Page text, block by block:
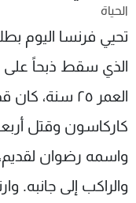
الحياة
تحيي فرنسا اليوم
الذي سقط ذبحاً
العمر ٢٥
واسمه رضوان
والراكب إلى جانبه.
شاهد البرامج
الترددات
عن MTV
الإنـتـاج
لاعلاناتكم